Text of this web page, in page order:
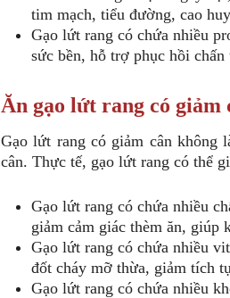
tim mạch, tiểu đường, cao
Gạo lứt rang có chứa nhiều
sức bền, hỗ trợ phục hồi
Ăn gạo lứt rang có giảm
Gạo lứt rang có giảm cân không
cân. Thực tế, gạo lứt rang có thể
Gạo lứt rang có chứa nhiều
giảm cảm giác thèm ăn, giúp
Gạo lứt rang có chứa nhiều
đốt cháy mỡ thừa, giảm tích
Gạo lứt rang có chứa nhiều